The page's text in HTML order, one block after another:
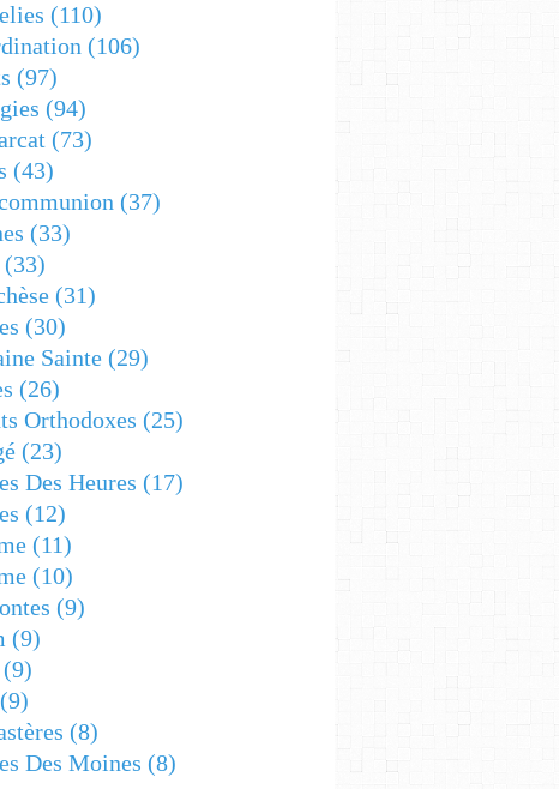
(110)
(106)
(97)
(94)
(73)
(43)
(37)
(33)
(33)
(31)
(30)
Sainte (29)
(26)
Orthodoxes (25)
(23)
Des Heures (17)
(12)
(11)
(10)
(9)
(9)
(9)
(9)
(8)
Des Moines (8)